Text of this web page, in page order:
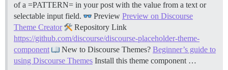
of a =PATTERN= in your post with the value from a text or
selectable input field.
Preview Preview on Discourse
Theme Creator
Repository Link
https://github.com/discourse/discourse-placeholder-theme-
component
New to Discourse Themes? Beginner’s guide to
using Discourse Themes Install this theme component …